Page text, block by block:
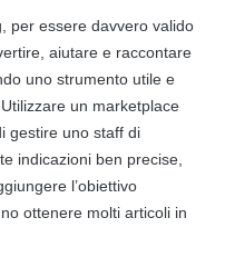
per essere davvero valido
aiutare e raccontare
uno strumento utile e
un marketplace
gestire uno staff di
indicazioni ben precise,
l’obiettivo
ottenere molti articoli in